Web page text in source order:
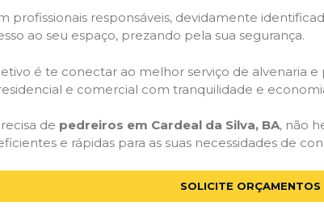
profissionais responsáveis, devidamente
ao seu espaço, prezando pela sua segurança.
é te conectar ao melhor serviço de alvenaria
e comercial com tranquilidade e
de pedreiros em Cardeal da Silva, BA, não
e rápidas para as suas necessidades de
SOLICITE